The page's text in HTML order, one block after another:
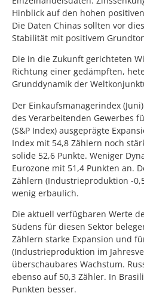
Hinblick auf den hohen
Die Daten Chinas sollten vor
Stabilität mit positivem
Die in die Zukunft gerichteten
Richtung einer gedämpften,
Grunddynamik der
Der Einkaufsmanagerindex
des Verarbeitenden Gewerbes
(S&P Index) ausgeprägte
Index mit 54,8 Zählern noch
solide 52,6 Punkte. Weniger
Eurozone mit 51,4 Punkten an.
Zählern (Industrieproduktion -
wenig erbaulich.
Die aktuell verfügbaren Werte
Südens für diesen Sektor
Zählern starke Expansion und
(Industrieproduktion im
überschaubares Wachstum.
ebenso auf 50,3 Zähler. In
Punkten besser.